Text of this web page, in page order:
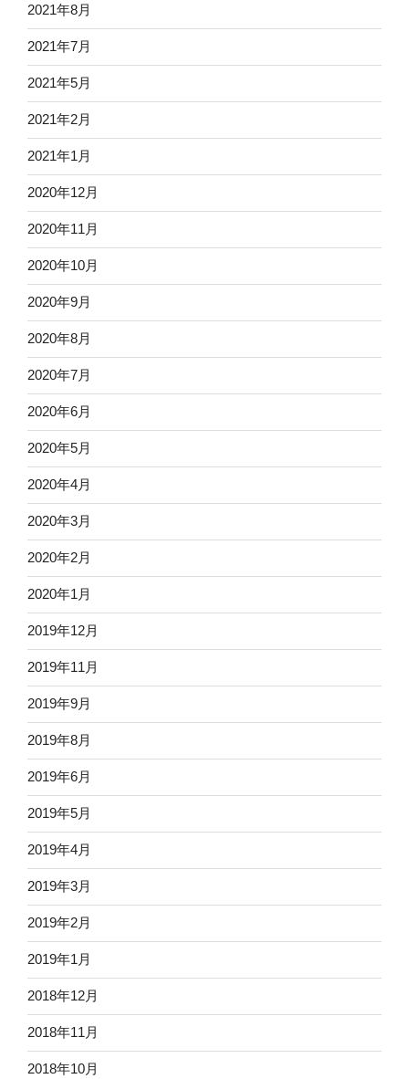
2021年8月
2021年7月
2021年5月
2021年2月
2021年1月
2020年12月
2020年11月
2020年10月
2020年9月
2020年8月
2020年7月
2020年6月
2020年5月
2020年4月
2020年3月
2020年2月
2020年1月
2019年12月
2019年11月
2019年9月
2019年8月
2019年6月
2019年5月
2019年4月
2019年3月
2019年2月
2019年1月
2018年12月
2018年11月
2018年10月